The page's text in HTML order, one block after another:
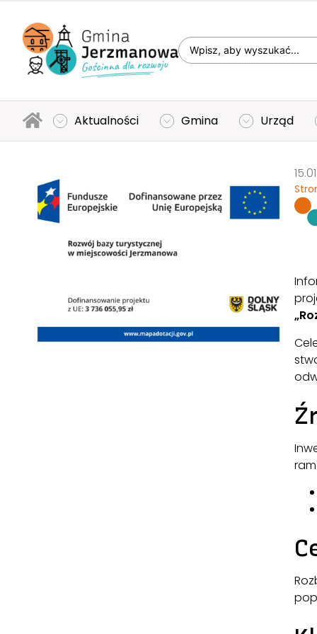
Aktualności Gmina Urząd